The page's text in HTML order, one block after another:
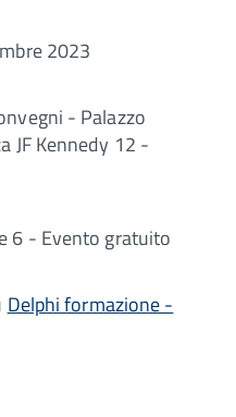
2023
- Palazzo
JF Kennedy 12 -
6 - Evento gratuito
Delphi formazione -